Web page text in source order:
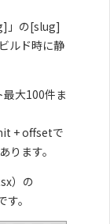
」の[slug]
ルド時に静
大100件ま
+ offsetで
ります。
）の
。